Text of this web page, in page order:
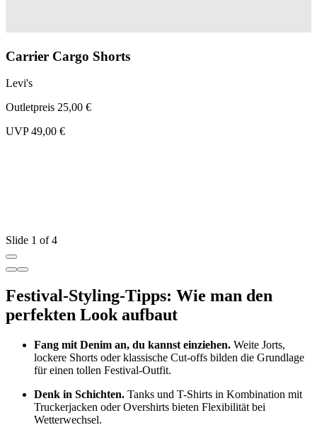
Carrier Cargo Shorts
Levi's
Outletpreis 25,00 €
UVP 49,00 €
Slide 1 of 4
Festival-Styling-Tipps: Wie man den
perfekten Look aufbaut
Fang mit Denim an, du kannst einziehen. Weite Jorts,
lockere Shorts oder klassische Cut-offs bilden die Grundlage
für einen tollen Festival-Outfit.
Denk in Schichten. Tanks und T-Shirts in Kombination mit
Truckerjacken oder Overshirts bieten Flexibilität bei
Wetterwechsel.